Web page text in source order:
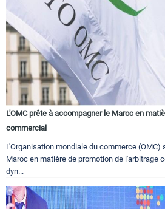
L'OMC prête à accompagner le Maroc en
commercial
L'Organisation mondiale du commerce (OMC)
Maroc en matière de promotion de l'arbitrage
dyn...